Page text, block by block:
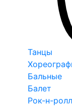
Танцы
Бальные
Балет
Рок-н-ролл